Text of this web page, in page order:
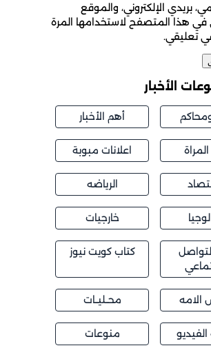
بريدي الإلكتروني، والموقع
في هذا المتصفح لاستخدامها المرة
تعليقي.
الأخبار
أهم الأخبار
المراة اعلانات مبوبة
الرياضه
خارجيات
كتاب كويت نيوز
الامه محــليــات
منوعات